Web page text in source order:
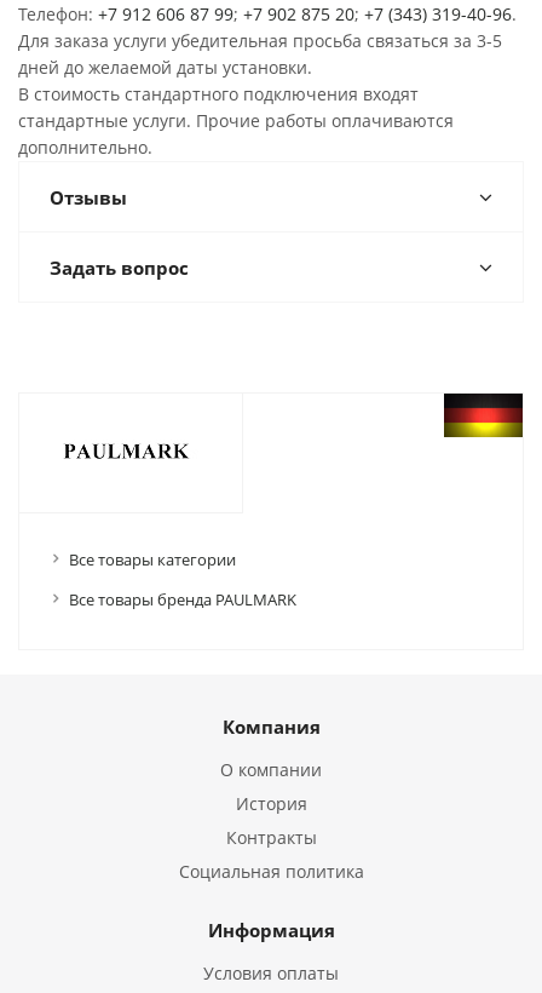
Телефон: +7 912 606 87 99; +7 902 875 20; +7 (343) 319-40-96.
Для заказа услуги убедительная просьба связаться за 3-5
дней до желаемой даты установки.
В стоимость стандартного подключения входят
стандартные услуги. Прочие работы оплачиваются
дополнительно.
Отзывы
Задать вопрос
Все товары категории
Все товары бренда PAULMARK
Компания
О компании
История
Контракты
Социальная политика
Информация
Условия оплаты